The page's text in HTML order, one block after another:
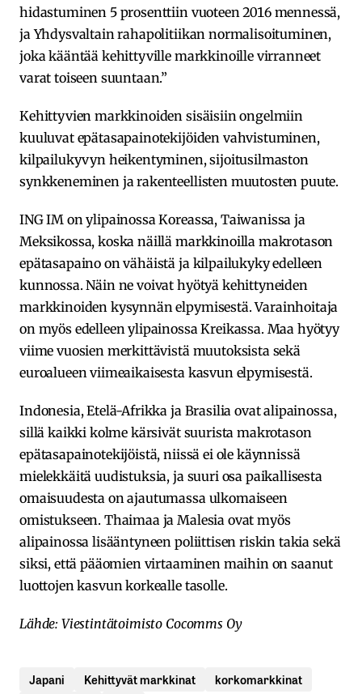
hidastuminen 5 prosenttiin vuoteen 2016 mennessä,
ja Yhdysvaltain rahapolitiikan normalisoituminen,
joka kääntää kehittyville markkinoille virranneet
varat toiseen suuntaan.”
Kehittyvien markkinoiden sisäisiin ongelmiin
kuuluvat epätasapainotekijöiden vahvistuminen,
kilpailukyvyn heikentyminen, sijoitusilmaston
synkkeneminen ja rakenteellisten muutosten puute.
ING IM on ylipainossa Koreassa, Taiwanissa ja
Meksikossa, koska näillä markkinoilla makrotason
epätasapaino on vähäistä ja kilpailukyky edelleen
kunnossa. Näin ne voivat hyötyä kehittyneiden
markkinoiden kysynnän elpymisestä. Varainhoitaja
on myös edelleen ylipainossa Kreikassa. Maa hyötyy
viime vuosien merkittävistä muutoksista sekä
euroalueen viimeaikaisesta kasvun elpymisestä.
Indonesia, Etelä-Afrikka ja Brasilia ovat alipainossa,
sillä kaikki kolme kärsivät suurista makrotason
epätasapainotekijöistä, niissä ei ole käynnissä
mielekkäitä uudistuksia, ja suuri osa paikallisesta
omaisuudesta on ajautumassa ulkomaiseen
omistukseen. Thaimaa ja Malesia ovat myös
alipainossa lisääntyneen poliittisen riskin takia sekä
siksi, että pääomien virtaaminen maihin on saanut
luottojen kasvun korkealle tasolle.
Lähde: Viestintätoimisto Cocomms Oy
Japani Kehittyvät markkinat
korkomarkkinat